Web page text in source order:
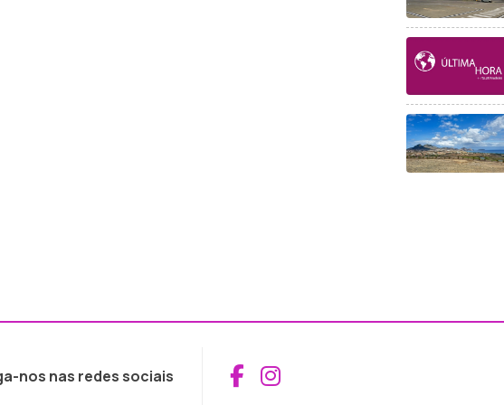
nos nas redes sociais Aceder ao Facebook da
Aceder ao Instagram